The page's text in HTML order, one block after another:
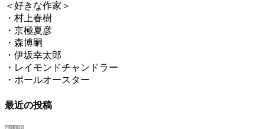
＜好きな作家＞
・村上春樹
・京極夏彦
・森博嗣
・伊坂幸太郎
・レイモンドチャンドラー
・ポールオースター
最近の投稿